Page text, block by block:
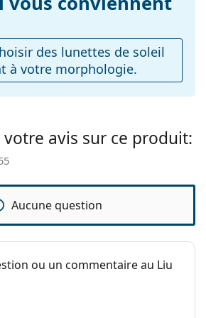
75 g
Non
Oui
Lunettes de soleil
Liu Jo
des lunettes de soleil
à votre morphologie.
avis sur ce produit:
Aucune question
ou un commentaire au Liu